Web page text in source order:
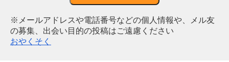
※メールアドレスや電話番号などの個人情報や、メル友
の募集、出会い目的の投稿はご遠慮ください
おやくそく